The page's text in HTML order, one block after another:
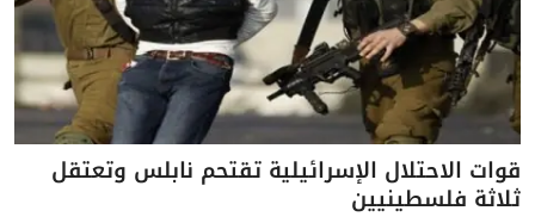
قوات الاحتلال الإسرائيلية تقتحم نابلس وتعتقل
ثلاثة فلسطينيين